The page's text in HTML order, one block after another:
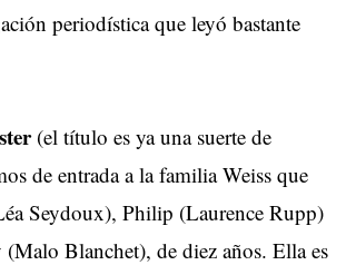
periodística que leyó bastante
(el título es ya una suerte de
de entrada a la familia Weiss que
Seydoux), Philip (Laurence Rupp)
Blanchet), de diez años. Ella es